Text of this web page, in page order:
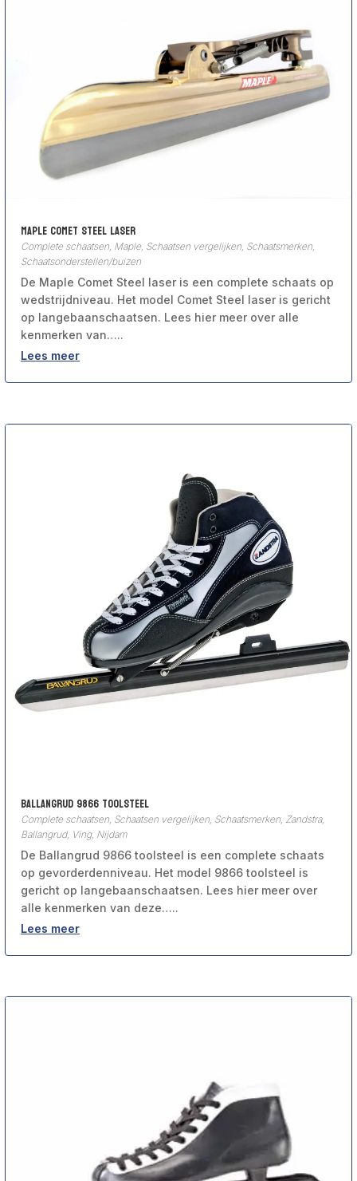
Maple Comet Steel laser
Complete schaatsen, Maple, Schaatsen vergelijken, Schaatsmerken,
Schaatsonderstellen/buizen
De Maple Comet Steel laser is een complete schaats op
wedstrijdniveau. Het model Comet Steel laser is gericht
op langebaanschaatsen. Lees hier meer over alle
kenmerken van…..
Lees meer
Ballangrud 9866 toolsteel
Complete schaatsen Schaatsen vergelijken Schaatsmerken Zandstra,
Ballangrud, Ving, Nijdam
De Ballangrud 9866 toolsteel is een complete schaats
op gevorderdenniveau. Het model 9866 toolsteel is
gericht op langebaanschaatsen. Lees hier meer over
alle kenmerken van deze…..
Lees meer